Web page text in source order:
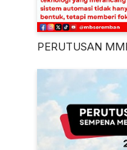
PERUTUSAN